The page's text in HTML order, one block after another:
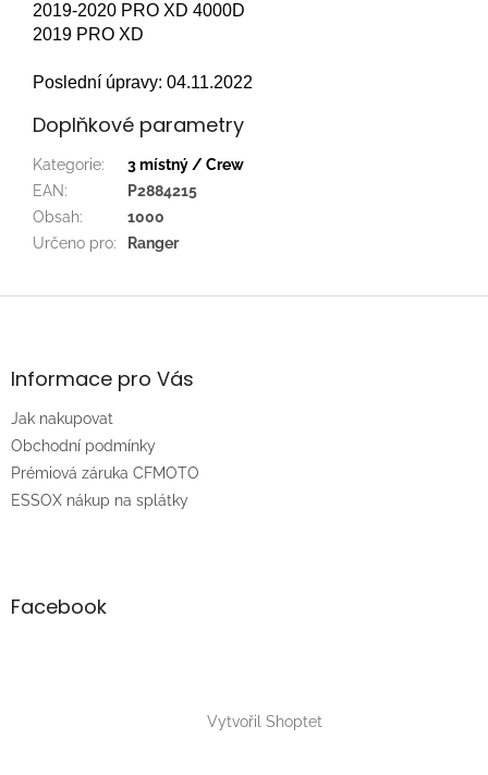
2019-2020 PRO XD 4000D
2019 PRO XD
Poslední úpravy: 04.11.2022
Doplňkové parametry
Kategorie:
3 místný / Crew
EAN:
P2884215
Obsah:
1000
Určeno pro: Ranger
Z
aInformace pro Vás
Jak nakupovat
Obchodní podmínky
Prémiová záruka CFMOTO
ESSOX nákup na splátky
Facebook
Vytvořil Shoptet